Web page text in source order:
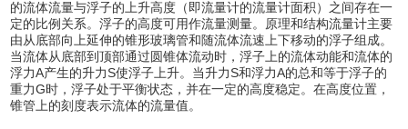
的流体流量与浮子的上升高度（即流量计的流量计面积）之间存在一
定的比例关系。浮子的高度可用作流量测量。原理和结构流量计主要
由从底部向上延伸的锥形玻璃管和随流体流速上下移动的浮子组成。
当流体从底部到顶部通过圆锥体流动时，浮子上的流体动能和流体的
浮力A产生的升力S使浮子上升。当升力S和浮力A的总和等于浮子的
重力G时，浮子处于平衡状态，并在一定的高度稳定。在高度位置，
锥管上的刻度表示流体的流量值。